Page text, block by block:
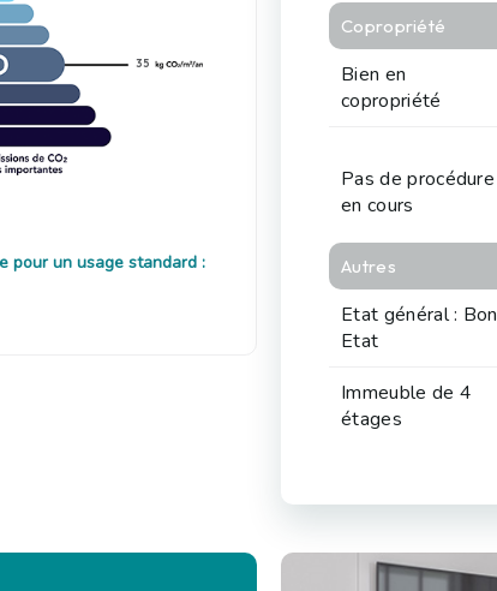
35
pour un usage standard :
Copropriété
Bien en
copropriété
Pas de procédure
en cours
Autres
Etat général : Bon
Etat
Immeuble de 4
étages